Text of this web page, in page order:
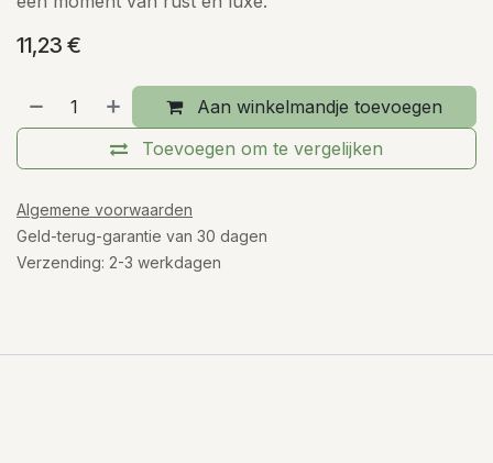
11,23 €
Aan winkelmandje toevoegen
Toevoegen om te vergelijken
Algemene voorwaarden
Geld-terug-garantie van 30 dagen
Verzending: 2-3 werkdagen